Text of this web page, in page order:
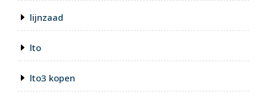
lijnzaad
lto
lto3 kopen